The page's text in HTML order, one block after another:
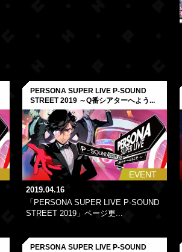
PERSONA SUPER LIVE P-SOUND
STREET 2019 ～Q番シアターへよう...
EVENT
2019.04.16
「PERSONA SUPER LIVE P-SOUND
STREET 2019」ページ更...
PERSONA SUPER LIVE P-SOUND